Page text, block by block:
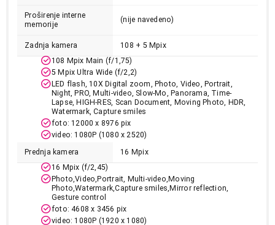
Proširenje interne
memorije
(nije navedeno)
Zadnja kamera
108 + 5 Mpix
108 Mpix Main (f/1,75)
5 Mpix Ultra Wide (f/2,2)
LED flash, 10X Digital zoom, Photo, Video, Portrait,
Night, PRO, Multi-video, Slow-Mo, Panorama, Time-
Lapse, HIGH-RES, Scan Document, Moving Photo, HDR,
Watermark, Capture smiles
foto: 12000 x 8976 pix
video: 1080P (1080 x 2520)
Prednja kamera
16 Mpix
16 Mpix (f/2,45)
Photo,Video,Portrait, Multi-video,Moving
Photo,Watermark,Capture smiles,Mirror reflection,
Gesture control
foto: 4608 x 3456 pix
video: 1080P (1920 x 1080)
Black
Ukupno u korpi: 0,00
Nastavi kupovinu
Završi kupovinu